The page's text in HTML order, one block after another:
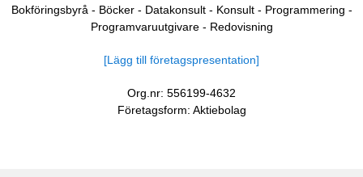
Bokföringsbyrå - Böcker- Datakonsult- Konsult- Programmering -
Programvaruutgivare- Redovisning
[Lägg till företagspresentation]
Org.nr: 556199-4632
Företagsform: Aktiebolag